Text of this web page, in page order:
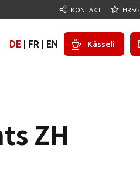
KONTAKT HRSG
DE FR EN Kässeli
ZH